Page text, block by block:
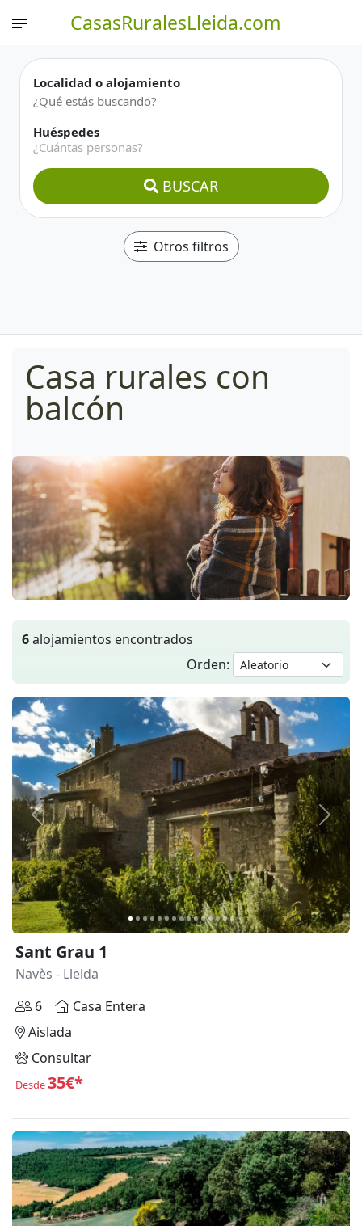
CasasRuralesLleida.com
Localidad o alojamiento
Huéspedes
¿Cuántas personas?
BUSCAR
Otros filtros
Casa rurales con
balcón
6alojamientos encontrados
Orden:
Anterior
Sant Grau 1
Navès - Lleida
6
Casa Entera
Aislada
Consultar
Desde35€*